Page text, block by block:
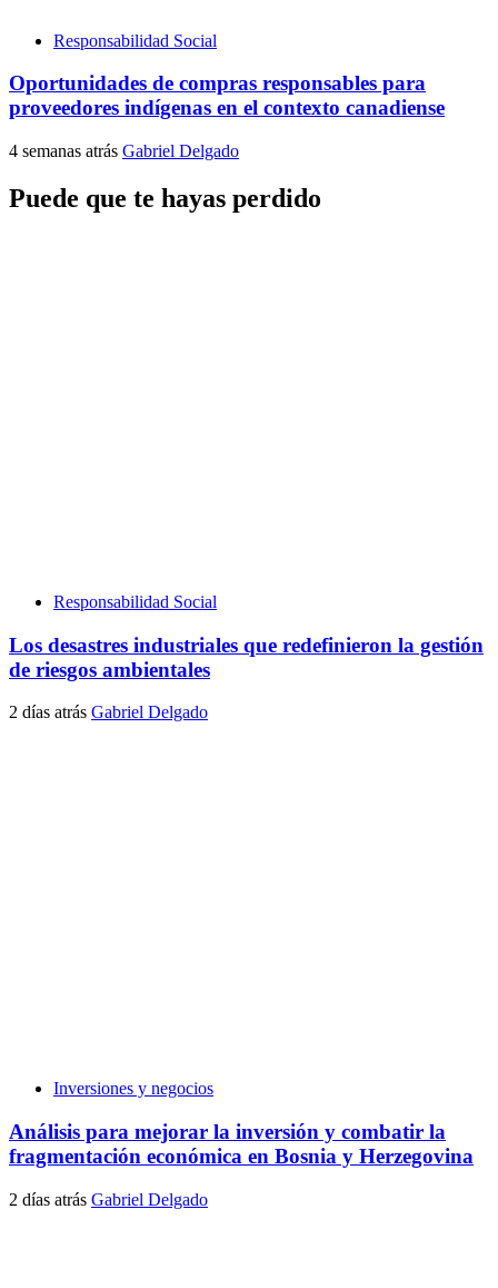
Responsabilidad Social
Oportunidades de compras responsables para
proveedores indígenas en el contexto canadiense
4 semanas atrás Gabriel Delgado
Puede que te hayas perdido
Responsabilidad Social
Los desastres industriales que redefinieron la gestión
de riesgos ambientales
2 días atrás Gabriel Delgado
Inversiones y negocios
Análisis para mejorar la inversión y combatir la
fragmentación económica en Bosnia y Herzegovina
2 días atrás Gabriel Delgado